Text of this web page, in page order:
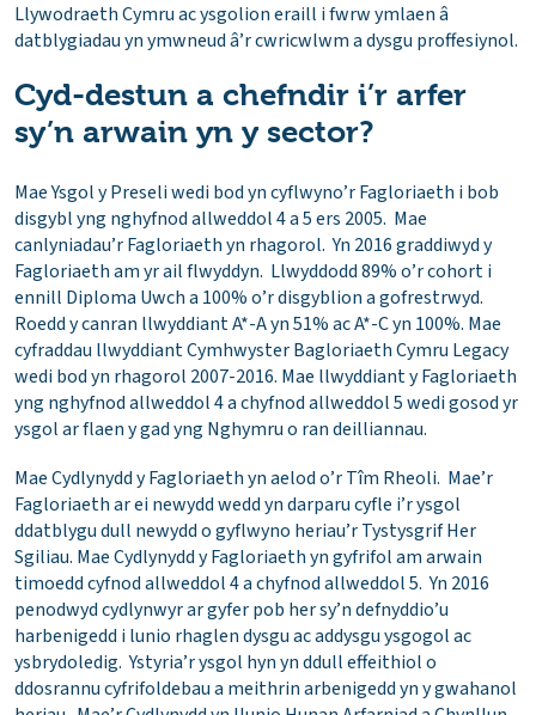
Llywodraeth Cymru ac ysgolion eraill i fwrw ymlaen â
datblygiadau yn ymwneud â’r cwricwlwm a dysgu proffesiynol.
Cyd-destun a chefndir i’r arfer
sy’n arwain yn y sector?
Mae Ysgol y Preseli wedi bod yn cyflwyno’r Fagloriaeth i bob
disgybl yng nghyfnod allweddol 4 a 5 ers 2005. Mae
canlyniadau’r Fagloriaeth yn rhagorol. Yn 2016 graddiwyd y
Fagloriaeth am yr ail flwyddyn. Llwyddodd 89% o’r cohort i
ennill Diploma Uwch a 100% o’r disgyblion a gofrestrwyd.
Roedd y canran llwyddiant A*-A yn 51% ac A*-C yn 100%. Mae
cyfraddau llwyddiant Cymhwyster Bagloriaeth Cymru Legacy
wedi bod yn rhagorol 2007-2016. Mae llwyddiant y Fagloriaeth
yng nghyfnod allweddol 4 a chyfnod allweddol 5 wedi gosod yr
ysgol ar flaen y gad yng Nghymru o ran deilliannau.
Mae Cydlynydd y Fagloriaeth yn aelod o’r Tîm Rheoli. Mae’r
Fagloriaeth ar ei newydd wedd yn darparu cyfle i’r ysgol
ddatblygu dull newydd o gyflwyno heriau’r Tystysgrif Her
Sgiliau. Mae Cydlynydd y Fagloriaeth yn gyfrifol am arwain
timoedd cyfnod allweddol 4 a chyfnod allweddol 5. Yn 2016
penodwyd cydlynwyr ar gyfer pob her sy’n defnyddio’u
harbenigedd i lunio rhaglen dysgu ac addysgu ysgogol ac
ysbrydoledig. Ystyria’r ysgol hyn yn ddull effeithiol o
ddosrannu cyfrifoldebau a meithrin arbenigedd yn y gwahanol